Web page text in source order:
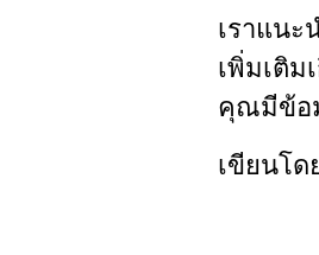
เราแน
เพิ่มเติม
คุณมีข้อ
เขียนโด